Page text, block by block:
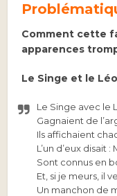
Comment cette
apparences
Le Singe et le
Le Singe avec le
Gagnaient de
Ils affichaient
L’un d’eux disait
Sont connus en
Et, si je meurs, il
Un manchon de